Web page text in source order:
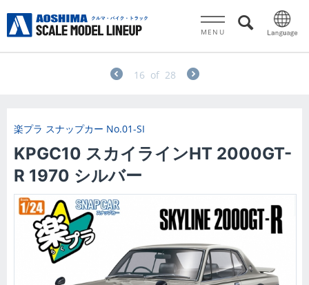
MENU
16 of 28
楽プラ スナップカー No.01-SI
KPGC10 スカイラインHT 2000GT-
R 1970 シルバー